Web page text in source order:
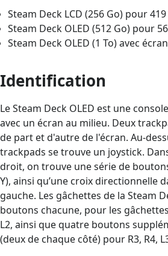
Steam Deck LCD (256 Go) pour
Steam Deck OLED (512 Go) pour
Steam Deck OLED (1 To) avec
Identification
Le Steam Deck OLED est une
avec un écran au milieu. Deux
de part et d'autre de l'écran. Au-
trackpads se trouve un joystick.
droit, on trouve une série de
Y), ainsi qu’une croix directionnelle
gauche. Les gâchettes de la Steam
boutons chacune, pour les gâchettes
L2, ainsi que quatre boutons
(deux de chaque côté) pour R3, R4,